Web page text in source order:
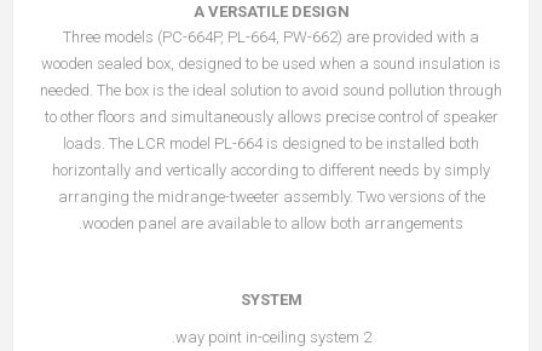
A VERSATILE DESIGN
Three models (PC-664P, PL-664, PW-662) are provided with a
wooden sealed box, designed to be used when a sound insulation is
needed. The box is the ideal solution to avoid sound pollution through
to other floors and simultaneously allows precise control of speaker
loads. The LCR model PL-664 is designed to be installed both
horizontally and vertically according to different needs by simply
arranging the midrange-tweeter assembly. Two versions of the
wooden panel are available to allow both arrangements.
SYSTEM
2 way point in-ceiling system.